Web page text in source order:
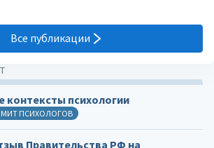
Все публикации
контексты психологии
ПСИХОЛОГОВ
Правительства РФ на